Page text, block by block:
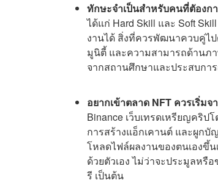
ทักษะจำเป็นสำหรับคนที่ตัองก
ได้แก่ Hard Skill และ Soft
งานได้ สิ่งที่ควรพัฒนาควบคู่ไป
มูนิตี้ และความสามารถด้านภ
จากสถานศึกษาและประสบกา
อยากเข้าตลาด NFT ควรเริ่มจ
Binance เว็บเทรดเหรียญคริป
การสร้างแอ็กเคานต์ และผูก
โหลดไฟล์ผลงานของตนเองขึ้
ด้วยตัวเอง ไม่ว่าจะประมูลหรื
รี เป็นต้น